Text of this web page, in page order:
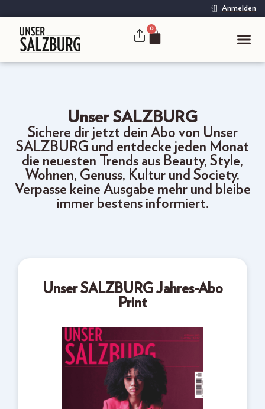
Anmelden
0
Unser SALZBURG
Sichere dir jetzt dein Abo von Unser
SALZBURG und entdecke jeden Monat
die neuesten Trends aus Beauty, Style,
Wohnen, Genuss, Kultur und Society.
Verpasse keine Ausgabe mehr und bleibe
immer bestens informiert.
Unser SALZBURG Jahres-Abo
Print